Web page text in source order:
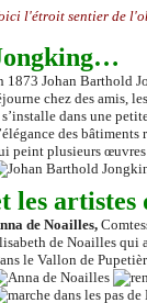
l'étroit sentier de
1873 Johan Barthold
chez des amis,
dans une
des
peint plusieurs œuvres
les
de Noailles,
de Noailles qui
le Vallon de